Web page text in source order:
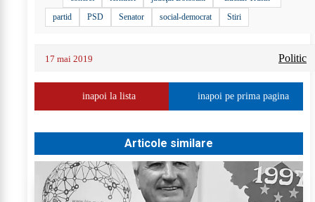
partid
PSD Senator social-democrat Stiri
17 mai 2019 Politic
inapoi la lista inapoi pe prima pagina
Articole similare